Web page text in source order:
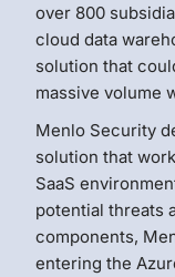
over 800
cloud data
solution that
massive volume
Menlo Security
solution that
SaaS
potential threats
components,
entering the